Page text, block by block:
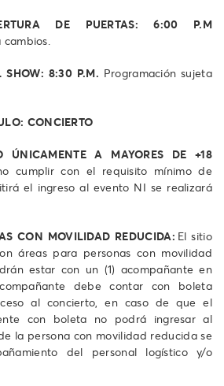
DE PUERTAS:
6:00 P.M
SHOW: 8:30 P.M. Programación sujeta
CONCIERTO
ÚNICAMENTE A MAYORES DE +18
cumplir con el requisito mínimo de
el ingreso al evento NI se realizará
CON MOVILIDAD REDUCIDA: El sitio
áreas para personas con movilidad
estar con un (1) acompañante en
debe contar con boleta
al concierto, en caso de que el
con boleta no podrá ingresar al
la persona con movilidad reducida se
del personal logístico y/o